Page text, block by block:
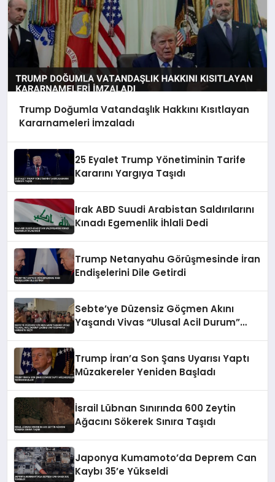
Trump Doğumla Vatandaşlık Hakkını Kısıtlayan
Kararnameleri İmzaladı
25 Eyalet Trump Yönetiminin Tarife
Kararını Yargıya Taşıdı
Irak ABD Suudi Arabistan Saldırılarını
Kınadı Egemenlik İhlali Dedi
Trump Netanyahu Görüşmesinde İran
Endişelerini Dile Getirdi
Sebte’ye Düzensiz Göçmen Akını
Yaşandı Vivas “Ulusal Acil Durum”
Trump İran’a Son Şans Uyarısı Yaptı
Müzakereler Yeniden Başladı
İsrail Lübnan Sınırında 600 Zeytin
Ağacını Sökerek Sınıra Taşıdı
Japonya Kumamoto’da Deprem Can
Kaybı 35’e Yükseldi